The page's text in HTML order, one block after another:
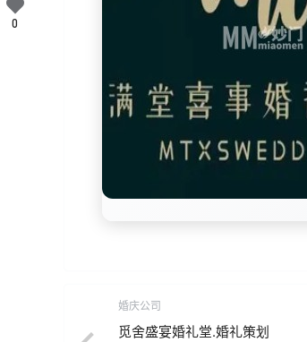
0
婚庆公司
觅舍盛宴婚礼堂.婚礼策划